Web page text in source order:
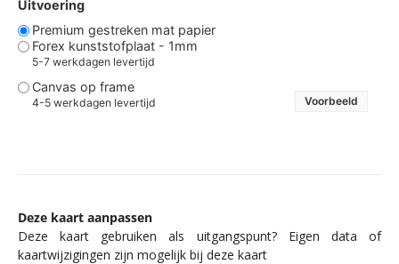
Uitvoering
Premium gestreken mat papier
Forex kunststofplaat - 1mm
5-7 werkdagen levertijd
Canvas op frame
4-5 werkdagen levertijd Voorbeeld
Deze kaart aanpassen
Deze kaart gebruiken als uitgangspunt? Eigen data of
kaartwijzigingen zijn mogelijk bij deze kaart